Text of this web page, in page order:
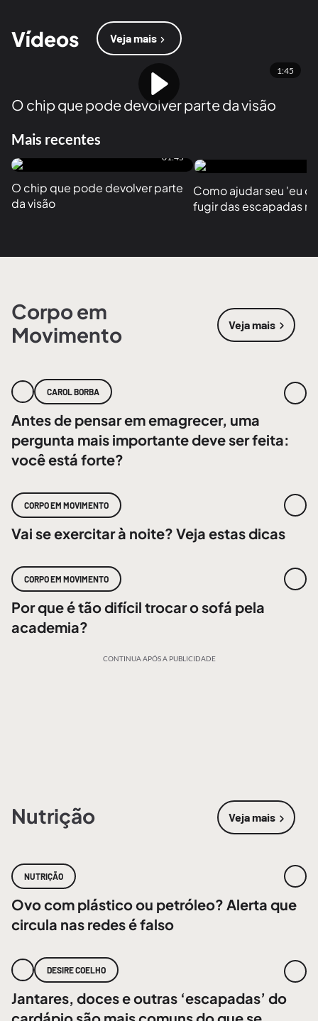
Vídeos Veja mais
1:45
O chip que pode devolver parte da visão
Mais recentes
01:45
O chip que pode devolver parte
da visão
Como ajudar seu 'eu
fugir das escapadas
Corpo em
Movimento
Veja mais
sobre
CAROL BORBA
Antes de pensar em emagrecer, uma
pergunta mais importante deve ser feita:
você está forte?
CORPO EM MOVIMENTO
Vai se exercitar à noite? Veja estas dicas
CORPO EM MOVIMENTO
Por que é tão difícil trocar o sofá pela
academia?
CONTINUA APÓS A PUBLICIDADE
Nutrição Veja mais
sobre
NUTRIÇÃO
Ovo com plástico ou petróleo? Alerta que
circula nas redes é falso
DESIRE COELHO
Jantares, doces e outras ‘escapadas’ do